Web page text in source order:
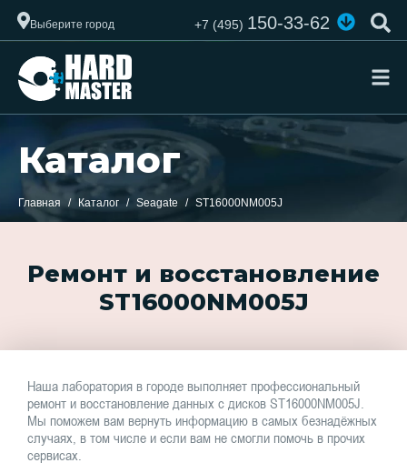
Выберите город +7 (495)150-33-62
Каталог
Главная Каталог Seagate ST16000NM005J
Ремонт и восстановление
ST16000NM005J
Наша лаборатория в городе выполняет профессиональный
ремонт и восстановление данных с дисков ST16000NM005J.
Мы поможем вам вернуть информацию в самых безнадёжных
случаях, в том числе и если вам не смогли помочь в прочих
сервисах.